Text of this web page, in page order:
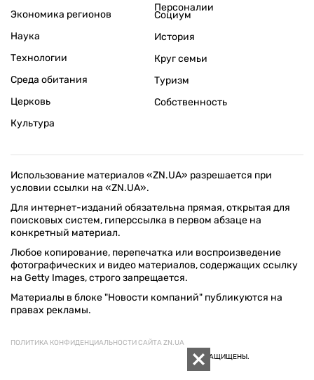
Экономика регионов
Персоналии
Наука
Технологии
Среда обитания
Церковь
Культура
Социум
История
Круг семьи
Туризм
Собственность
Использование материалов «ZN.UA» разрешается при
условии ссылки на «ZN.UA».
Для интернет-изданий обязательна прямая, открытая для
поисковых систем, гиперссылка в первом абзаце на
конкретный материал.
Любое копирование, перепечатка или воспроизведение
фотографических и видео материалов, содержащих ссылку
на Getty Images, строго запрещается.
Материалы в блоке "Новости компаний" публикуются на
правах рекламы.
ПОЛИТИКА КОНФИДЕНЦИАЛЬНОСТИ САЙТА ZN.UA
© 1994–2026 «ЗЕРКАЛО НЕДЕЛИ. УКРАИНА». ВСЕ ПРАВА ЗАЩИЩЕНЫ.